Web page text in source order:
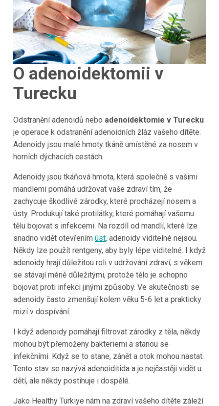
O adenoidektomii v
Turecku
Odstranění adenoidů nebo adenoidektomie v Turecku
je operace k odstranění adenoidních žláz vašeho dítěte.
Adenoidy jsou malé hmoty tkáně umístěné za nosem v
horních dýchacích cestách.
Adenoidy jsou tkáňová hmota, která společně s vašimi
mandlemi pomáhá udržovat vaše zdraví tím, že
zachycuje škodlivé zárodky, které procházejí nosem a
ústy. Produkují také protilátky, které pomáhají vašemu
tělu bojovat s infekcemi. Na rozdíl od mandlí, které lze
snadno vidět otevřením úst, adenoidy viditelné nejsou.
Někdy lze použít rentgeny, aby byly lépe viditelné. I když
adenoidy hrají důležitou roli v udržování zdraví, s věkem
se stávají méně důležitými, protože tělo je schopno
bojovat proti infekci jinými způsoby. Ve skutečnosti se
adenoidy často zmenšují kolem věku 5-6 let a prakticky
mizí v dospívání.
I když adenoidy pomáhají filtrovat zárodky z těla, někdy
mohou být přemoženy bakteriemi a stanou se
infekčními. Když se to stane, zánět a otok mohou nastat.
Tento stav se nazývá adenoiditida a je nejčastěji vidět u
dětí, ale někdy postihuje i dospělé.
Jako Healthy Türkiye nám na zdraví vašeho dítěte záleží